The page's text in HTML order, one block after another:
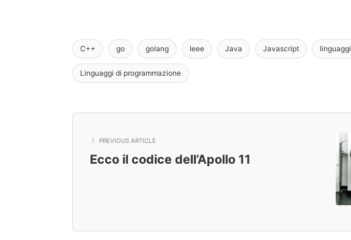
C++ go golang Ieee Java Javascript linguaggi
Linguaggi di programmazione
PREVIOUS ARTICLE
Ecco il codice dell’Apollo 11